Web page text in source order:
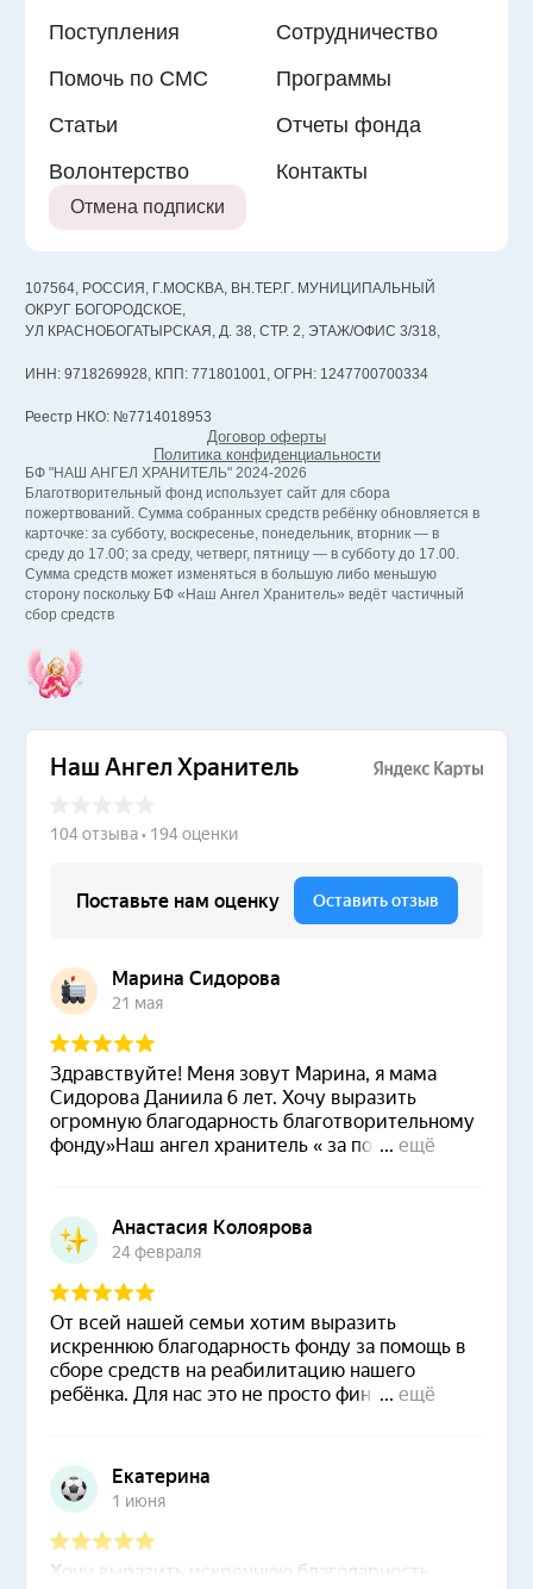
Поступления
Сотрудничество
Помочь по СМС
Программы
Статьи
Отчеты фонда
Волонтерство
Контакты
Отмена подписки
107564, РОССИЯ, Г.МОСКВА, ВН.ТЕР.Г. МУНИЦИПАЛЬНЫЙ
ОКРУГ БОГОРОДСКОЕ,
УЛ КРАСНОБОГАТЫРСКАЯ, Д. 38, СТР. 2, ЭТАЖ/ОФИС 3/318,
ИНН: 9718269928, КПП: 771801001, ОГРН: 1247700700334
Реестр НКО: №7714018953
Договор оферты
Политика конфиденциальности
БФ "НАШ АНГЕЛ ХРАНИТЕЛЬ" 2024-2026
Благотворительный фонд использует сайт для сбора
пожертвований. Сумма собранных средств ребёнку обновляется в
карточке: за субботу, воскресенье, понедельник, вторник — в
среду до 17.00; за среду, четверг, пятницу — в субботу до 17.00.
Сумма средств может изменяться в большую либо меньшую
сторону поскольку БФ «Наш Ангел Хранитель» ведёт частичный
сбор средств